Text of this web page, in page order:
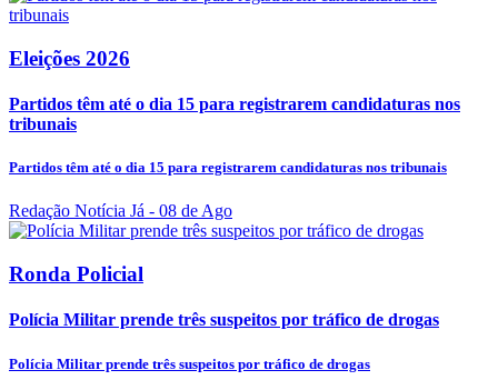
Eleições 2026
Partidos têm até o dia 15 para registrarem candidaturas nos
tribunais
Partidos têm até o dia 15 para registrarem candidaturas nos tribunais
Redação Notícia Já - 08 de Ago
Ronda Policial
Polícia Militar prende três suspeitos por tráfico de drogas
Polícia Militar prende três suspeitos por tráfico de drogas